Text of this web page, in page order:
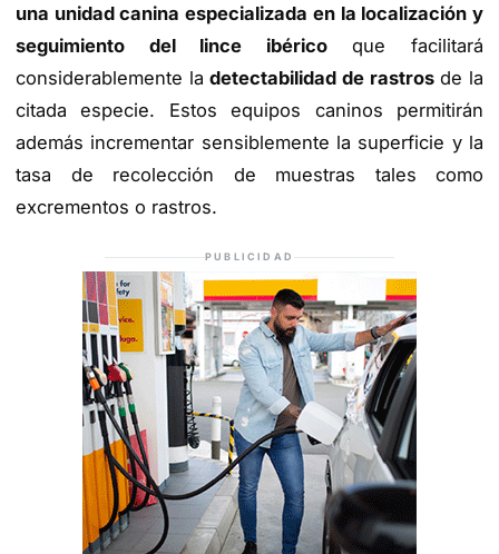
una unidad canina especializada en la localización y
seguimiento del lince ibéricoque facilitará
considerablemente ladetectabilidad de rastrosde la
citada especie. Estos equipos caninos permitirán
además incrementar sensiblemente la superficie y la
tasa de recolección de muestras tales como
excrementos o rastros.
PUBLICIDAD